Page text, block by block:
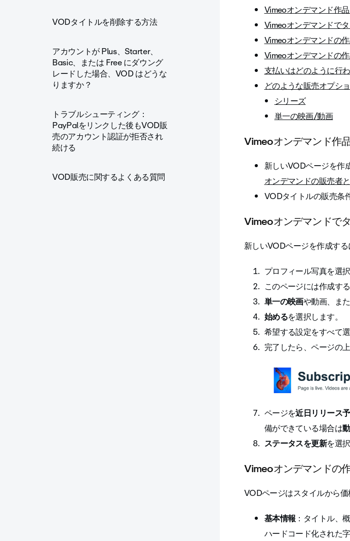
VODタイトルを削除する方法
アカウントが Plus、Starter、
Basic、または Free にダウング
レードした場合、VOD はどうな
りますか？
トラブルシューティング：
PayPalをリンクした後もVOD販
売のアカウント認証が拒否され
続ける
VOD販売に関するよくある質問
Vimeoオンデマンド作
Vimeoオンデマンドで
Vimeoオンデマンドの
Vimeoオンデマンドの
支払いはどのように行
どのような販売オプシ
シリーズ
単一の映画/動画
Vimeoオンデマンド作
新しいVODページを作
オンデマンドの販売者
VODタイトルの販売条
Vimeoオンデマンドで
新しいVODページを作成する
プロフィール写真を選択
このページには作成す
単一の映画や動画、ま
始めるを選択します。
希望する設定をすべて
完了したら、ページの
ページを近日リリース
備ができている場合は
ステータスを更新を選
Vimeoオンデマンドの
VODページはスタイルから価
基本情報：タイトル、
ハードコード化された